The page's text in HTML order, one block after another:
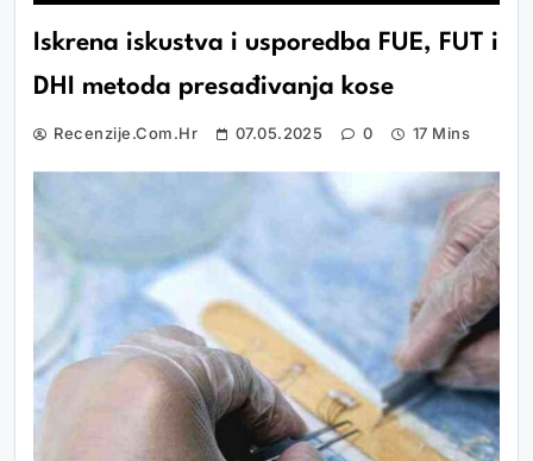
Iskrena iskustva i usporedba FUE, FUT i
DHI metoda presađivanja kose
Recenzije.com.hr 07.05.2025 0 17 Mins